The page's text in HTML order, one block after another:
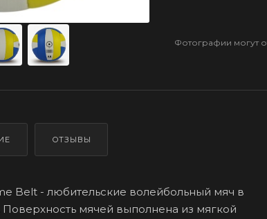
Фотографии могут
ОТЗЫВЫ
Belt - любительские волейбольный мяч в
Поверхность мячей выполнена из мягкой